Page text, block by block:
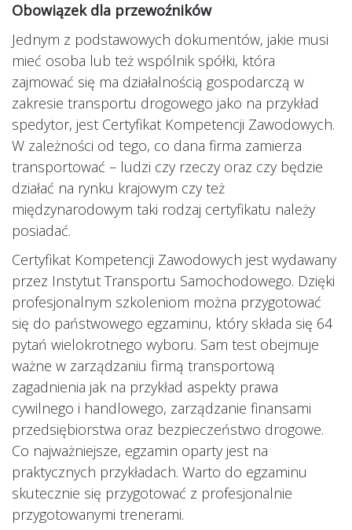
Obowiązek dla przewoźników
Jednym z podstawowych dokumentów, jakie musi
mieć osoba lub też wspólnik spółki, która
zajmować się ma działalnością gospodarczą w
zakresie transportu drogowego jako na przykład
spedytor, jest Certyfikat Kompetencji Zawodowych.
W zależności od tego, co dana firma zamierza
transportować – ludzi czy rzeczy oraz czy będzie
działać na rynku krajowym czy też
międzynarodowym taki rodzaj certyfikatu należy
posiadać.
Certyfikat Kompetencji Zawodowych jest wydawany
przez Instytut Transportu Samochodowego. Dzięki
profesjonalnym szkoleniom można przygotować
się do państwowego egzaminu, który składa się 64
pytań wielokrotnego wyboru. Sam test obejmuje
ważne w zarządzaniu firmą transportową
zagadnienia jak na przykład aspekty prawa
cywilnego i handlowego, zarządzanie finansami
przedsiębiorstwa oraz bezpieczeństwo drogowe.
Co najważniejsze, egzamin oparty jest na
praktycznych przykładach. Warto do egzaminu
skutecznie się przygotować z profesjonalnie
przygotowanymi trenerami.